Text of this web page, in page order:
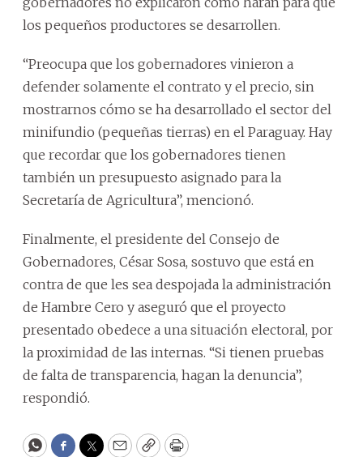
los pequeños productores se desarrollen.
“Preocupa que los gobernadores vinieron a
defender solamente el contrato y el precio, sin
mostrarnos cómo se ha desarrollado el sector del
minifundio (pequeñas tierras) en el Paraguay. Hay
que recordar que los gobernadores tienen
también un presupuesto asignado para la
Secretaría de Agricultura”, mencionó.
Finalmente, el presidente del Consejo de
Gobernadores, César Sosa, sostuvo que está en
contra de que les sea despojada la administración
de Hambre Cero y aseguró que el proyecto
presentado obedece a una situación electoral, por
la proximidad de las internas. “Si tienen pruebas
de falta de transparencia, hagan la denuncia”,
respondió.
WhatsApp
Facebook
Twitter
EmailCopyPrint